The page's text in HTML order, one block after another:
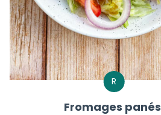
R
Fromages panés